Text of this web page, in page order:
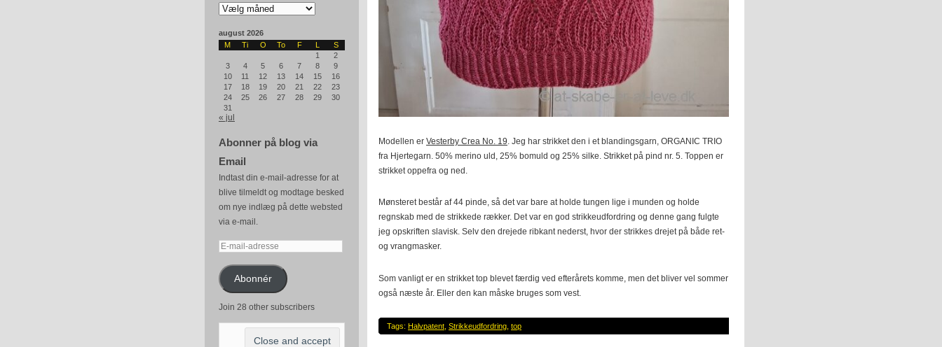
Arkiv
august 2026
M
Ti O To F L
S
1
2
3
4 5 6 7 8
9
10
11 12 13 14 15
16
17
18 19 20 21 22
23
24
25 26 27 28 29
30
31
« jul
Abonner på blog via
Email
Indtast din e-mail-adresse for at
blive tilmeldt og modtage besked
om nye indlæg på dette websted
via e-mail.
E-
adresseAbonnér
Join 28 other subscribers
Modellen er Vesterby Crea No. 19 . Jeg har strikket den i et blandingsgarn, ORGANIC TRIO
fra Hjertegarn. 50% merino uld, 25% bomuld og 25% silke. Strikket på pind nr. 5. Toppen er
strikket oppefra og ned.
Mønsteret består af 44 pinde, så det var bare at holde tungen lige i munden og holde
regnskab med de strikkede rækker. Det var en god strikkeudfordring og denne gang fulgte
jeg opskriften slavisk. Selv den drejede ribkant nederst, hvor der strikkes drejet på både ret-
og vrangmasker.
Som vanligt er en strikket top blevet færdig ved efterårets komme, men det bliver vel sommer
også næste år. Eller den kan måske bruges som vest.
Tags: Halvpatent Strikkeudfordring top